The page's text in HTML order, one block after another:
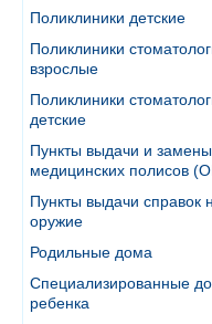
Поликлиники детские
Поликлиники
взрослые
Поликлиники
детские
Пункты выдачи и замены
медицинских полисов
Пункты выдачи справок
оружие
Родильные дома
Специализированные
ребенка